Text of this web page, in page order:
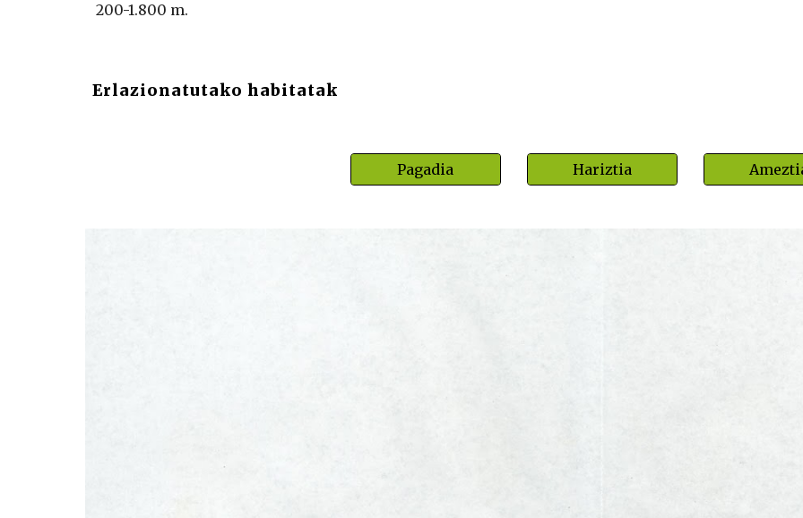
200-1.800 m.
Erlazionatutako habitatak
Pagadia Hariztia